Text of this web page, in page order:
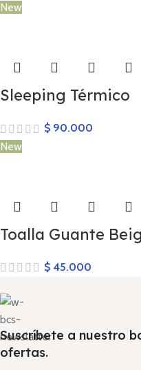
New
Sleeping Térmico
$ 90.000
New
Toalla Guante
$ 45.000
Suscríbete a nuestro
ofertas.